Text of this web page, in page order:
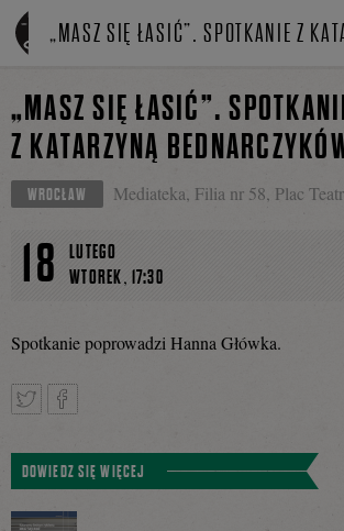
Linki do przejścia
„MASZ SIĘ ŁASIĆ”.
Z KATARZYNĄ
WROCŁAW Mediateka, Filia nr 58, Plac
18
LUTEGO
WTOREK, 17:30
Spotkanie poprowadzi Hanna Główka.
TweetnijPodziel
DOWIEDZ SIĘ WIĘCEJ